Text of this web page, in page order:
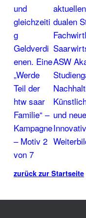
und
gleichzeiti
g
Geldverdi
enen. Eine
„Werde
Teil der
htw saar
Familie“ –
Kampagne
– Motiv 2
von 7
dualen
ASW
und
zurück zur Startseite